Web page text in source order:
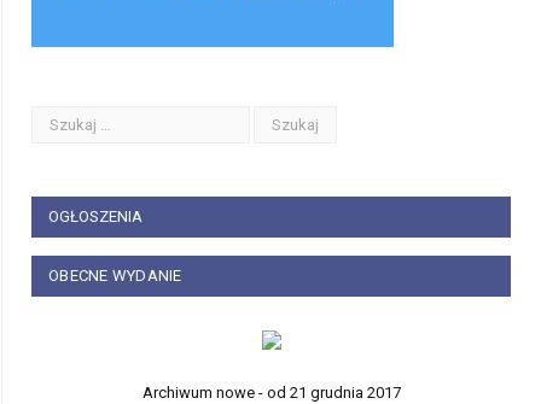
OGŁOSZENIA
OBECNE WYDANIE
Archiwum nowe - od 21 grudnia 2017